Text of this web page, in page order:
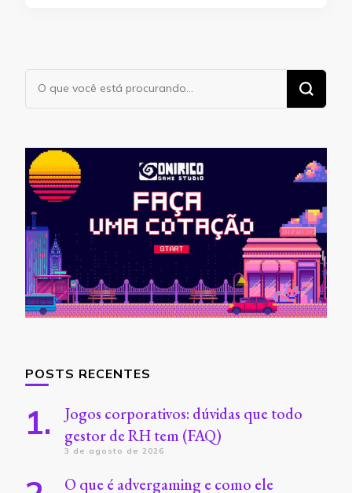
Procurando
algo?
POSTS RECENTES
Jogos corporativos: dúvidas que todo
gestor de RH tem (FAQ)
3 de agosto de 2026
O que é advergaming e como ele